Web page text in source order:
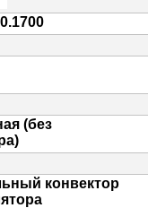
(без
конвектор